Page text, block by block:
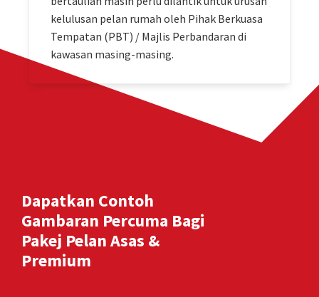
kelulusan pelan rumah oleh Pihak Berkuasa
Tempatan (PBT) / Majlis Perbandaran di
kawasan masing-masing.
Dapatkan Contoh
Gambaran Percuma Bagi
Pakej Pelan Asas &
Premium